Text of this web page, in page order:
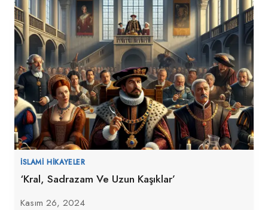
İSLAMI HIKAYELER
‘Kral, Sadrazam Ve Uzun Kaşıklar’
Kasım 26, 2024